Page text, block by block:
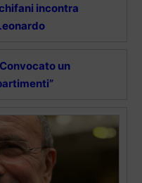
incontra
un